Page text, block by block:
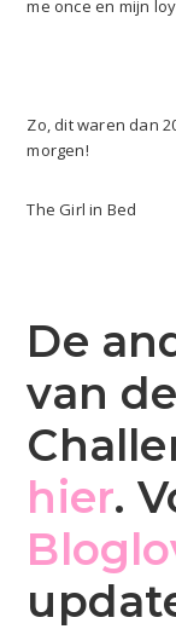
me once en mijn
Zo, dit waren dan
morgen!
The Girl in Bed
De
van
hier.